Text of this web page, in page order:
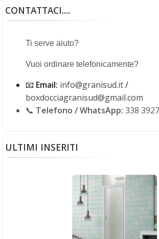
CONTATTACI....
Ti serve aiuto?
Vuoi ordinare telefonicamente?
📧 Email: info@granisud.it/
boxdocciagranisud@gmail.com
📞 Telefono / WhatsApp: 338
ULTIMI INSERITI
Porta a soffietto in PVC - Kit
H 214 cm x L 83 cm
€89,00(iva compresa)